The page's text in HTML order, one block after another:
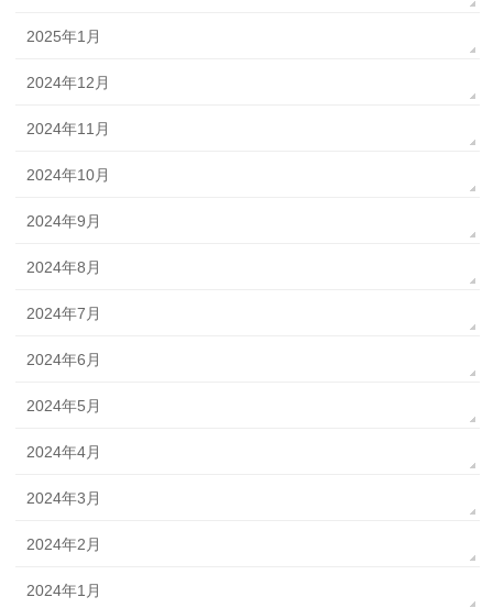
2025年1月
2024年12月
2024年11月
2024年10月
2024年9月
2024年8月
2024年7月
2024年6月
2024年5月
2024年4月
2024年3月
2024年2月
2024年1月